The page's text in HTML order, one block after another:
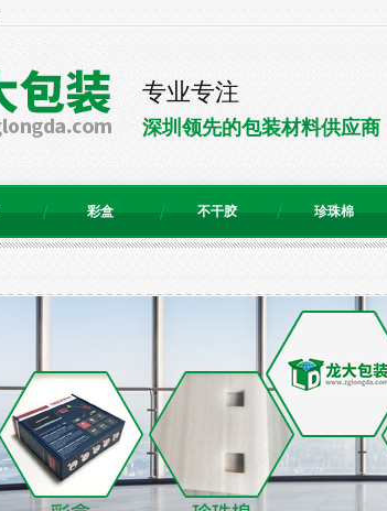
专业专注
深圳领先的包装材料供应商
彩盒 不干胶 珍珠棉